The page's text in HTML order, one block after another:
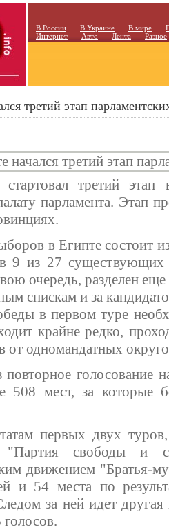
В России В Украине В мире
Интернет
Авто Лента Разное
третий этап
третий
парламента. Этап
в Египте состоит
9 из 27
очередь, разделен
спискам и за
в первом туре
крайне редко,
от одномандатных
повторное голосование
508 мест, за которые
первых двух
"Партия свободы и
движением "Братья-
и 54 места по
за ней идет